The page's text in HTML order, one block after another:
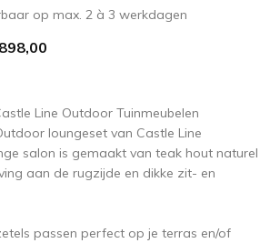
op max. 2 à 3 werkdagen
Line Outdoor Tuinmeubelen
loungeset van Castle Line
salon is gemaakt van teak hout naturel
aan de rugzijde en dikke zit- en
passen perfect op je terras en/of